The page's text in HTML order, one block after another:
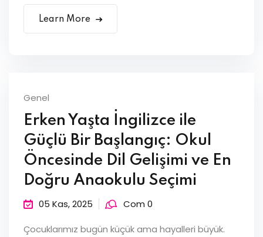
Learn More
Genel
Erken Yaşta İngilizce ile
Güçlü Bir Başlangıç: Okul
Öncesinde Dil Gelişimi ve En
Doğru Anaokulu Seçimi
05 Kas, 2025 Com 0
Çocuklarımız bugün küçük ama hayalleri büyük.